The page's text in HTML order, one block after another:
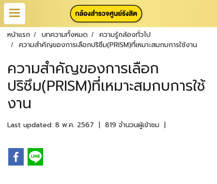
หน้าแรก บทความทั้งหมด
ความรู้กล้องทั่วไป
ความสำคัญของการเลือกปริซึม(PRISM)ที่เหมาะสมกบการใช้งาน
ความสำคัญของการเลือก
ปริซึม(PRISM)ที่เหมาะสมกบการใช้
งาน
Last updated: 8 พ.ค. 2567 | 819 จำนวนผู้เข้าชม |